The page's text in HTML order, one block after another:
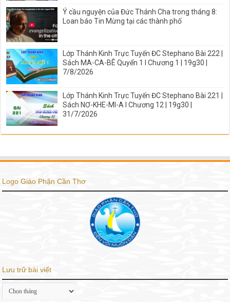
Ý cầu nguyện của Đức Thánh Cha trong tháng 8:
Loan báo Tin Mừng tại các thành phố
Lớp Thánh Kinh Trực Tuyến ĐC Stephano Bài 222 |
Sách MA-CA-BÊ Quyển 1 I Chương 1 | 19g30 |
7/8/2026
Lớp Thánh Kinh Trực Tuyến ĐC Stephano Bài 221 |
Sách NƠ-KHE-MI-A I Chương 12 | 19g30 |
31/7/2026
Logo Giáo Phận Cần Thơ
Lưu trữ bài viết
Lưu
trữ